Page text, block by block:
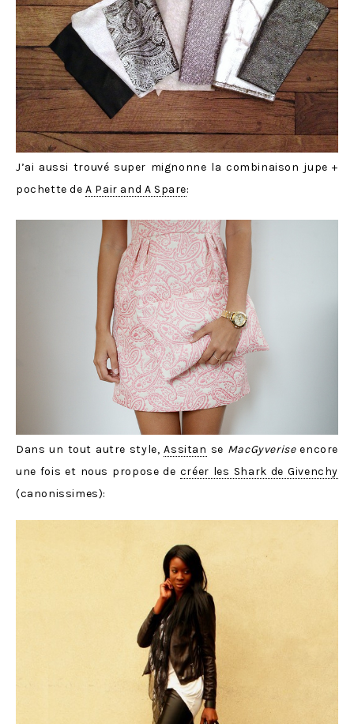
J’ai aussi trouvé super mignonne la combinaison jupe +
pochette deA Pair and A Spare:
Dans un tout autre style,Assitan se MacGyveriseencore
une fois et nous propose de créer les Shark de Givenchy
(canonissimes):